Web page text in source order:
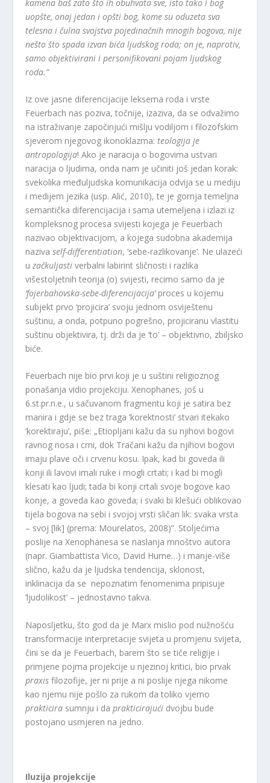
kamena baš zato što ih obuhvata sve, isto tako i bog
uopšte, onaj jedan i opšti bog, kome su oduzeta sva
telesna i čulna svojstva pojedinačnih mnogih bogova, nije
nešto što spada izvan bića ljudskog roda; on je, naprotiv,
samo objektivirani i personifikovani pojam ljudskog
roda.”
Iz ove jasne diferencijacije leksema roda i vrste
Feuerbach nas poziva, točnije, izaziva, da se odvažimo
na istraživanje započinjući mišlju vodiljom i filozofskim
sjeverom njegovog ikonoklazma:teologija je
antropologija! Ako je naracija o bogovima ustvari
naracija o ljudima, onda nam je učiniti još jedan korak:
svekolika međuljudska komunikacija odvija se u mediju
i medijem jezika (usp. Alić, 2010), te je gornja temeljna
semantička diferencijacija i sama utemeljena i izlazi iz
kompleksnog procesa svijesti kojega je Feuerbach
nazivao objektivacijom, a kojega sudobna akademija
nazivaself-differentiation, ‘sebe-razlikovanje’. Ne ulazeći
uzačkuljasti verbalni labirint sličnosti i razlika
višestoljetnih teorija (o) svijesti, recimo samo da je
‘fojerbahovska-sebe-diferencijacija’proces u kojemu
subjekt prvo ‘projicira’ svoju jednom osviještenu
suštinu, a onda, potpuno pogrešno, projiciranu vlastitu
suštinu objektivira, tj. drži da je ‘to’ – objektivno, zbiljsko
biće.
Feuerbach nije bio prvi koji je u suštini religioznog
ponašanja vidio projekciju. Xenophanes, još u
6.st.pr.n.e., u sačuvanom fragmentu koji je satira bez
manira i gdje se bez traga ‘korektnosti’ stvari itekako
‘korektiraju’, piše: „Etiopljani kažu da su njihovi bogovi
ravnog nosa i crni, dok Tračani kažu da njihovi bogovi
imaju plave oči i crvenu kosu. Ipak, kad bi goveda ili
konji ili lavovi imali ruke i mogli crtati; i kad bi mogli
klesati kao ljudi; tada bi konji crtali svoje bogove kao
konje, a goveda kao goveda; i svaki bi klešući oblikovao
tijela bogova na sebi i svojoj vrsti sličan lik: svaka vrsta
– svoj [lik] (prema: Mourelatos, 2008)”. Stoljećima
poslije na Xenophanesa se naslanja mnoštvo autora
(napr. Giambattista Vico, David Hume…) i manje-više
slično, kažu da je ljudska tendencija, sklonost,
inklinacija da se nepoznatim fenomenima pripisuje
‘ljudolikost’ – jednostavno takva.
Naposljetku, što god da je Marx mislio pod nužnošću
transformacije interpretacije svijeta u promjenu svijeta,
čini se da je Feuerbach, barem što se tiče religije i
primjene pojma projekcije u njezinoj kritici, bio prvak
praxis filozofije, jer ni prije a ni poslije njega nikome
kao njemu nije pošlo za rukom da toliko vjerno
prakticira sumnju i daprakticirajući dvojbu bude
postojano usmjeren na jedno.
Iluzija projekcije